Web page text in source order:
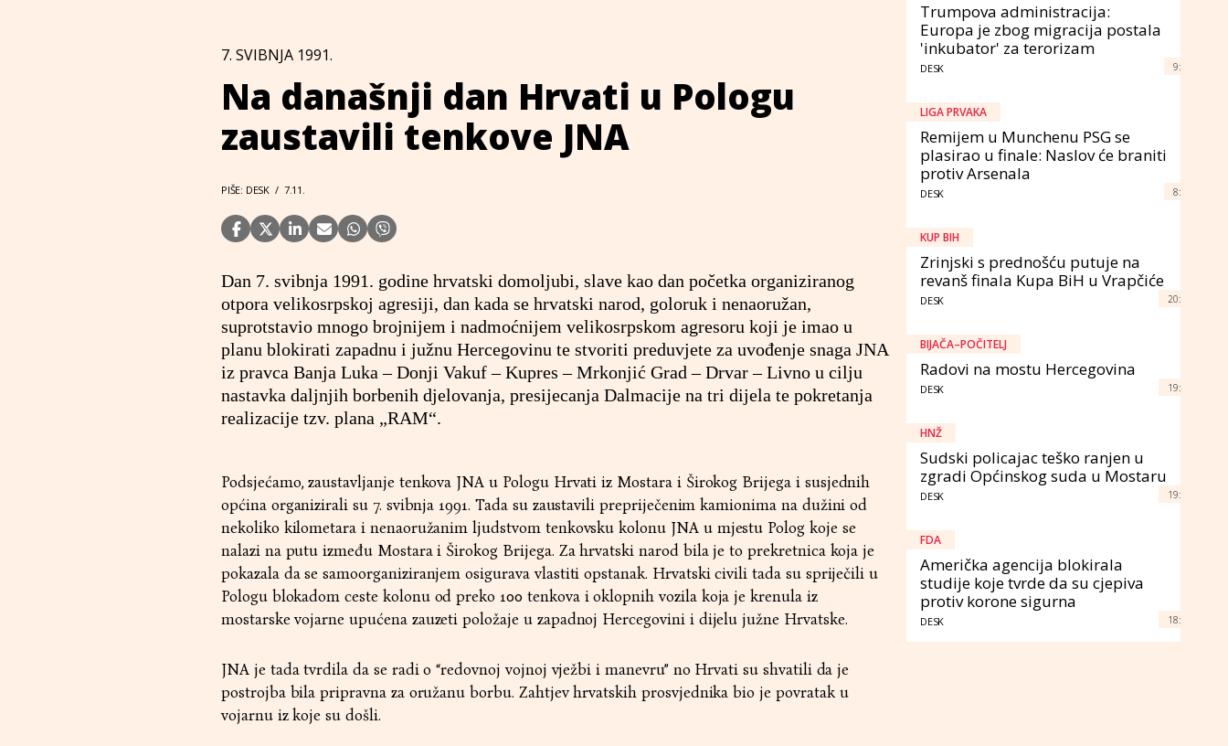
7. SVIBNJA 1991.
Na današnji dan Hrvati u Pologu
zaustavili tenkove JNA
PIŠE: DESK / 7.11.
Dan 7. svibnja 1991. godine hrvatski domoljubi, slave kao dan početka organiziranog
otpora velikosrpskoj agresiji, dan kada se hrvatski narod, goloruk i nenaoružan,
suprotstavio mnogo brojnijem i nadmoćnijem velikosrpskom agresoru koji je imao u
planu blokirati zapadnu i južnu Hercegovinu te stvoriti preduvjete za uvođenje snaga JNA
iz pravca Banja Luka – Donji Vakuf – Kupres – Mrkonjić Grad – Drvar – Livno u cilju
nastavka daljnjih borbenih djelovanja, presijecanja Dalmacije na tri dijela te pokretanja
realizacije tzv. plana „RAM“.
Podsjećamo, zaustavljanje tenkova JNA u Pologu Hrvati iz Mostara i Širokog Brijega i susjednih
općina organizirali su 7. svibnja 1991. Tada su zaustavili prepriječenim kamionima na dužini od
nekoliko kilometara i nenaoružanim ljudstvom tenkovsku kolonu JNA u mjestu Polog koje se
nalazi na putu između Mostara i Širokog Brijega. Za hrvatski narod bila je to prekretnica koja je
pokazala da se samoorganiziranjem osigurava vlastiti opstanak. Hrvatski civili tada su spriječili u
Pologu blokadom ceste kolonu od preko 100 tenkova i oklopnih vozila koja je krenula iz
mostarske vojarne upućena zauzeti položaje u zapadnoj Hercegovini i dijelu južne Hrvatske.
JNA je tada tvrdila da se radi o “redovnoj vojnoj vježbi i manevru” no Hrvati su shvatili da je
postrojba bila pripravna za oružanu borbu. Zahtjev hrvatskih prosvjednika bio je povratak u
vojarnu iz koje su došli.
Trumpova administracija:
Europa je zbog migracija postala
'inkubator' za terorizam
DESK 9:
LIGA PRVAKA
Remijem u Munchenu PSG se
plasirao u finale: Naslov će braniti
protiv Arsenala
DESK 8:
KUP BIH
Zrinjski s prednošću putuje na
revanš finala Kupa BiH u Vrapčiće
DESK 20:
BIJAČA–POČITELJ
Radovi na mostu Hercegovina
DESK 19:
HNŽ
Sudski policajac teško ranjen u
zgradi Općinskog suda u Mostaru
DESK 19:
FDA
Američka agencija blokirala
studije koje tvrde da su cjepiva
protiv korone sigurna
DESK 18: